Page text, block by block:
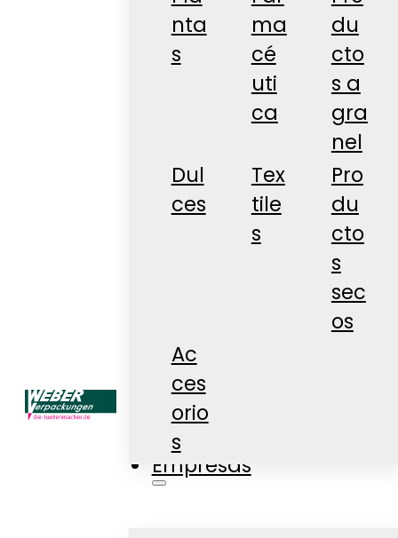
nta
s
ma
cé
uti
ca
du
cto
s a
gra
nel
Dul
ces
Tex
tile
s
Pro
du
cto
s
sec
os
Ac
ces
orio
s
Tienda
Empresas